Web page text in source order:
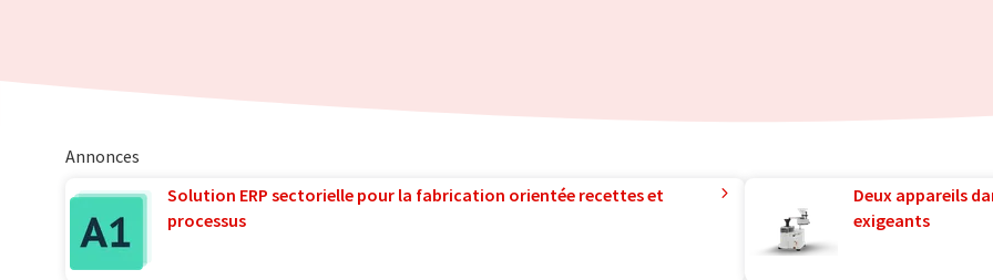
Annonces
Solution ERP sectorielle pour la fabrication orientée recettes et
processus
Deux appareils
exigeants